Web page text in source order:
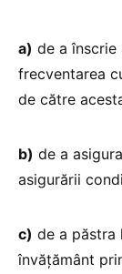
a) de a înscrie
frecventarea
de către
b) de a
asigurării
c) de a păstra
învățământ